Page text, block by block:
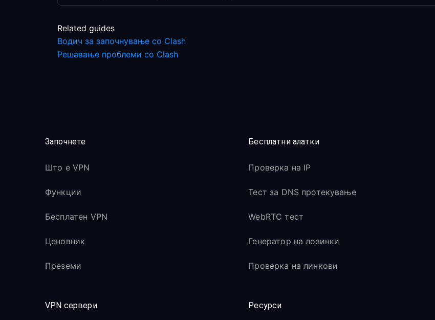
Related guides
Водич за започнување со Clash
Решавање проблеми со Clash
Започнете
Што е VPN
Функции
Бесплатен VPN
Ценовник
Преземи
Бесплатни алатки
Проверка на IP
Тест за DNS протекување
WebRTC тест
Генератор на лозинки
Проверка на линкови
VPN сервери Ресурси